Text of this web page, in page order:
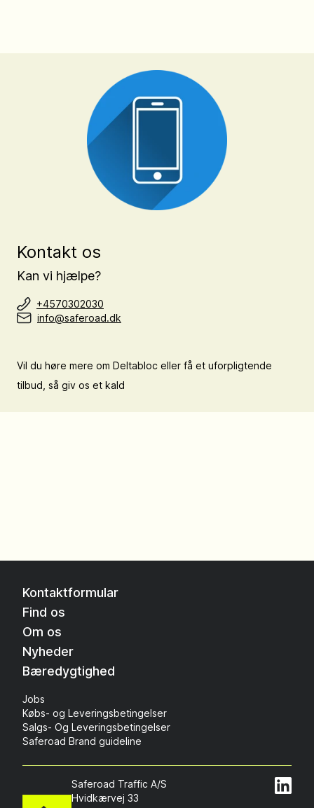
Kontakt os
Kan vi hjælpe?
+4570302030
info@saferoad.dk
Vil du høre mere om Deltabloc eller få et uforpligtende
Kontaktformular
Find os
Om os
Nyheder
Bæredygtighed
Jobs
Købs- og Leveringsbetingelser
Salgs- Og Leveringsbetingelser
Saferoad Brand guideline
Saferoad Traffic A/S
Hvidkærvej 33